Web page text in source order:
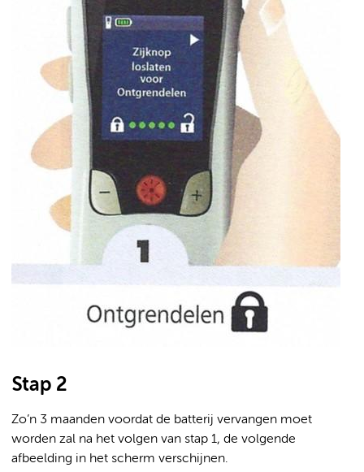
Stap 2
Zo’n 3 maanden voordat de batterij vervangen moet
worden zal na het volgen van stap 1, de volgende
afbeelding in het scherm verschijnen.